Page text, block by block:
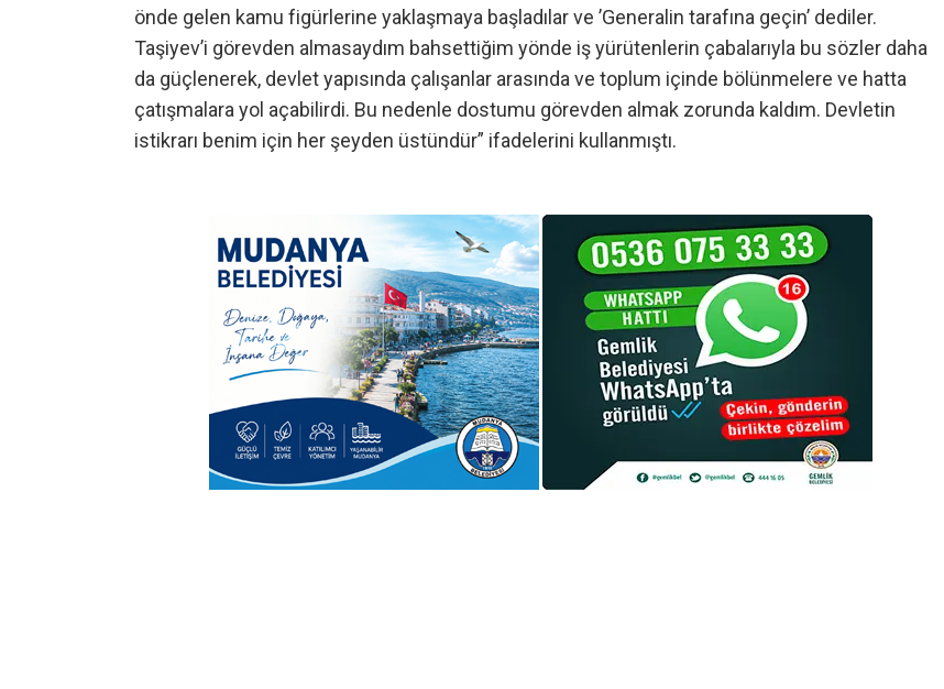
önde gelen kamu figürlerine yaklaşmaya başladılar ve ’Generalin tarafına geçin’ dediler.
Taşiyev’i görevden almasaydım bahsettiğim yönde iş yürütenlerin çabalarıyla bu sözler daha
da güçlenerek, devlet yapısında çalışanlar arasında ve toplum içinde bölünmelere ve hatta
çatışmalara yol açabilirdi. Bu nedenle dostumu görevden almak zorunda kaldım. Devletin
istikrarı benim için her şeyden üstündür” ifadelerini kullanmıştı.